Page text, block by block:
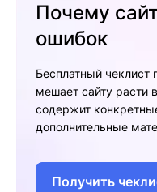
Почему
ошибок
Бесплатный чеклист
мешает сайту расти
содержит
дополнительные
Получить